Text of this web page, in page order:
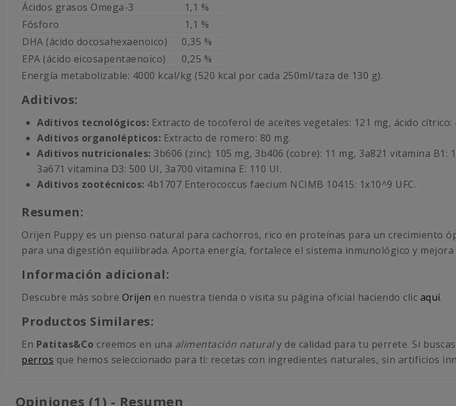
Ácidos grasos Omega-3
1,1 %
Fósforo
1,1 %
DHA (ácido docosahexaenoico)
0,35 %
EPA (ácido eicosapentaenoico)
0,25 %
Energía metabolizable: 4000 kcal/kg (520 kcal por cada 250ml/taza de 130 g).
Aditivos:
Aditivos tecnológicos: Extracto de tocoferol de aceites vegetales: 121 mg, ácido cítrico:
Aditivos organolépticos: Extracto de romero: 80 mg.
Aditivos nutricionales: 3b606 (zinc): 105 mg, 3b406 (cobre): 11 mg, 3a821 vitamina
3a671 vitamina D3: 500 UI, 3a700 vitamina E: 110 UI.
Aditivos zootécnicos: 4b1707 Enterococcus faecium NCIMB 10415: 1x10^9 UFC.
Resumen:
Orijen Puppy es un pienso natural para cachorros, rico en proteínas para un crecimiento
para una digestión equilibrada. Aporta energía, fortalece el sistema inmunológico y
Información adicional:
Descubre más sobre Orijen en nuestra tienda o visita su página oficial haciendo clic aquí.
Productos Similares:
En Patitas&Co creemos en una alimentación naturaly de calidad para tu perrete. Si
perros que hemos seleccionado para ti: recetas con ingredientes naturales, sin artificios
Opiniones (1) - Resumen